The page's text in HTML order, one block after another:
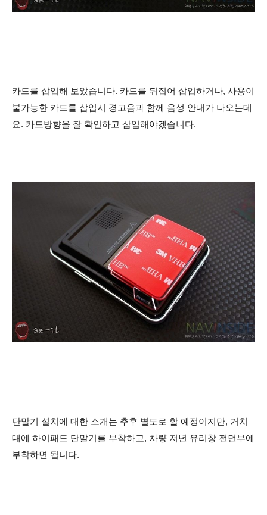
카드를 삽입해 보았습니다. 카드를 뒤집어 삽입하거나, 사용이
불가능한 카드를 삽입시 경고음과 함께 음성 안내가 나오는데
요. 카드방향을 잘 확인하고 삽입해야겠습니다.
단말기 설치에 대한 소개는 추후 별도로 할 예정이지만, 거치
대에 하이패드 단말기를 부착하고, 차량 저년 유리창 전먼부에
부착하면 됩니다.